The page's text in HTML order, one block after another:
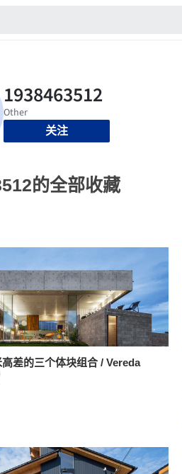
关注
的全部收藏
高差的三个体块组合 / Vereda